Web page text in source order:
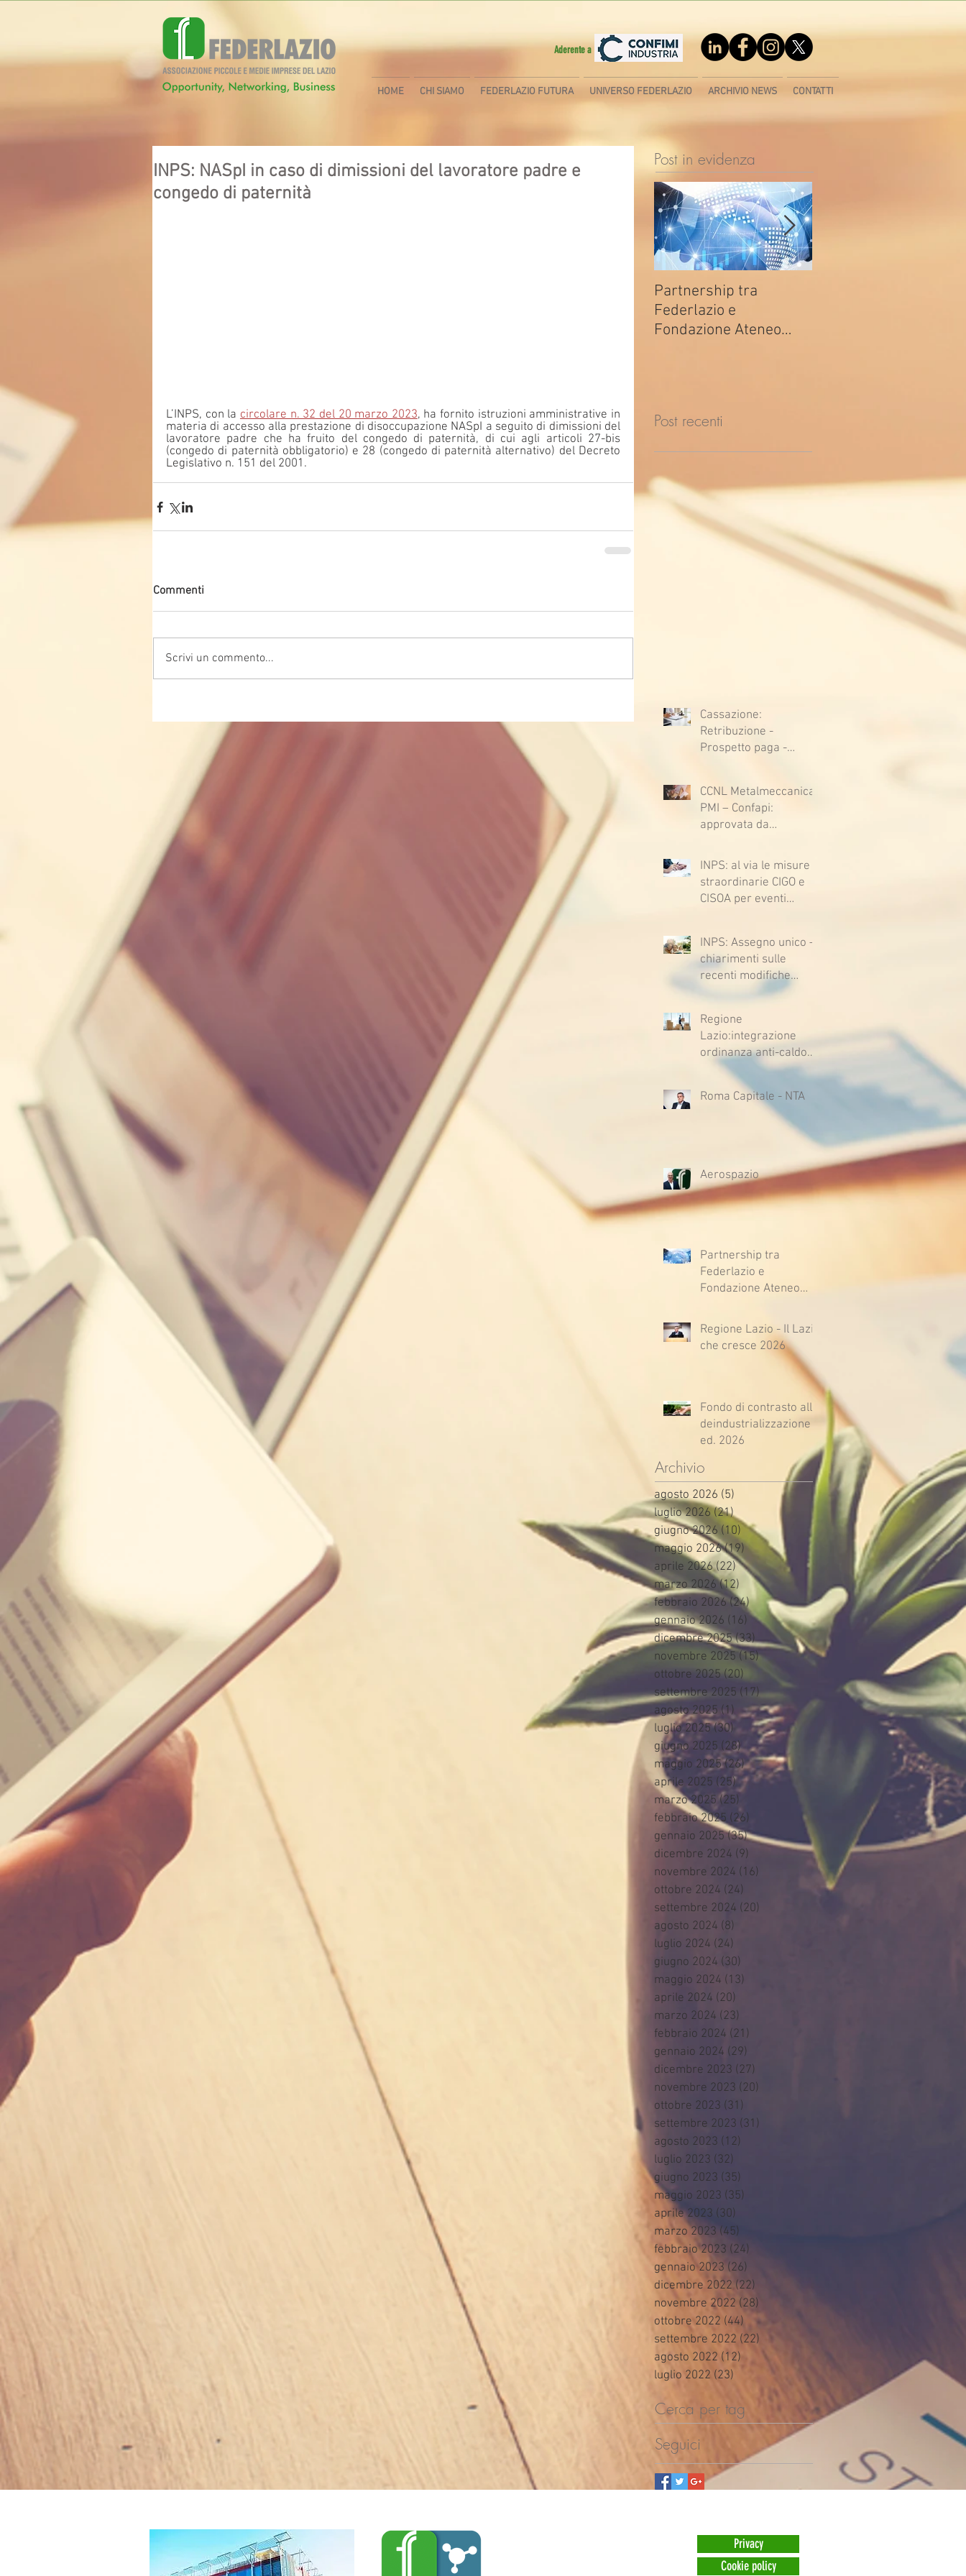
Aderente a
HOME CHI SIAMO FEDERLAZIO FUTURA UNIVERSO FEDERLAZIO ARCHIVIO NEWS CONTATTI
INPS: NASpI in caso di dimissioni del lavoratore padre e
congedo di paternità
L’INPS, con la circolare n. 32 del 20 marzo 2023, ha fornito istruzioni amministrative in
materia di accesso alla prestazione di disoccupazione NASpI a seguito di dimissioni del
lavoratore padre che ha fruito del congedo di paternità, di cui agli articoli 27-bis
(congedo di paternità obbligatorio) e 28 (congedo di paternità alternativo) del Decreto
Legislativo n. 151 del 2001.
Commenti
Scrivi un commento...
Post in evidenza
Partnership tra
Federlazio e
Fondazione Ateneo
Post recenti
Cassazione:
Retribuzione -
Prospetto paga -
sfavore del datore di
lavoro - Prova legale -
Sussiste. (Cc, articoli
2732, 2734 e 2735)
CCNL Metalmeccanica
PMI – Confapi:
approvata da
l’ipotesi di accordo per
il rinnovo del CCNL
INPS: al via le misure
straordinarie CIGO e
CISOA per eventi
INPS: Assegno unico –
chiarimenti sulle
recenti modifiche
Regione
Lazio:integrazione
ordinanza anti-caldo
per l'estate 2026
Roma Capitale - NTA
Aerospazio
Partnership tra
Federlazio e
Fondazione Ateneo
Regione Lazio - Il Lazio
che cresce 2026
Fondo di contrasto alla
deindustrializzazione -
ed. 2026
Archivio
agosto 2026 (5)
luglio 2026 (21)21 post
giugno 2026 (10) 10 post
maggio 2026 (19)19 post
aprile 2026 (22)22 post
marzo 2026 (12) 12 post
febbraio 2026 (24)24 post
gennaio 2026 (16) 16 post
dicembre 2025 (33)33 post
novembre 2025 (15)15 post
ottobre 2025 (20)
settembre 2025 (17)17 post
agosto 2025 (1) 1 post
luglio 2025 (30) 30 post
giugno 2025 (28)28 post
maggio 2025 (26)26 post
aprile 2025 (25)25 post
marzo 2025 (25)
febbraio 2025 (26)
gennaio 2025 (35)35 post
dicembre 2024 (9)
novembre 2024 (16)
ottobre 2024 (24)
settembre 2024 (20)
agosto 2024 (8)
luglio 2024 (24)
giugno 2024 (30)
maggio 2024 (13)
aprile 2024 (20)
marzo 2024 (23)
febbraio 2024 (21)
gennaio 2024 (29)
dicembre 2023 (27)
novembre 2023 (20)
ottobre 2023 (31)
settembre 2023 (31)
agosto 2023 (12)
luglio 2023 (32)
giugno 2023 (35)
maggio 2023 (35)
aprile 2023 (30)
marzo 2023 (45)
febbraio 2023 (24)
gennaio 2023 (26)
dicembre 2022 (22)
novembre 2022 (28)
ottobre 2022 (44) 44 post
settembre 2022 (22) 22 post
agosto 2022 (12) 12 post
luglio 2022 (23) 23 post
Cerca per tag
Seguici
Privacy
Cookie policy